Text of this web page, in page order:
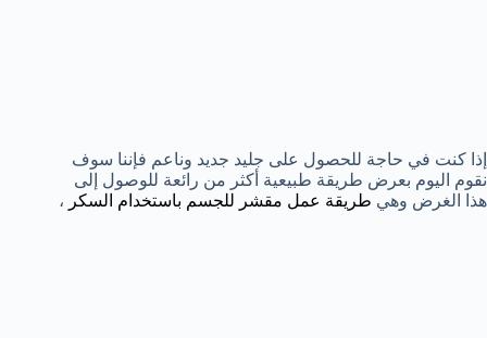
إذا كنت في حاجة للحصول على جليد جديد وناعم فإننا سوف
نقوم اليوم بعرض طريقة طبيعية أكثر من رائعة للوصول إلى
هذا الغرض وهي طريقة عمل مقشر للجسم باستخدام السكر ،